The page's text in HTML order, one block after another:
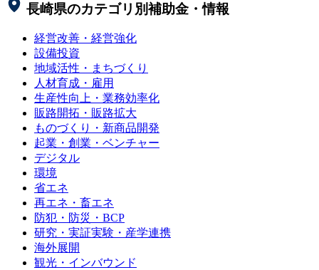
長崎県のカテゴリ別補助金・情報
経営改善・経営強化
設備投資
地域活性・まちづくり
人材育成・雇用
生産性向上・業務効率化
販路開拓・販路拡大
ものづくり・新商品開発
起業・創業・ベンチャー
デジタル
環境
省エネ
再エネ・畜エネ
防犯・防災・BCP
研究・実証実験・産学連携
海外展開
観光・インバウンド